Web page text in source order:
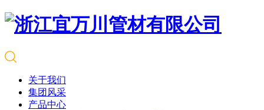
关于我们
集团风采
产品中心